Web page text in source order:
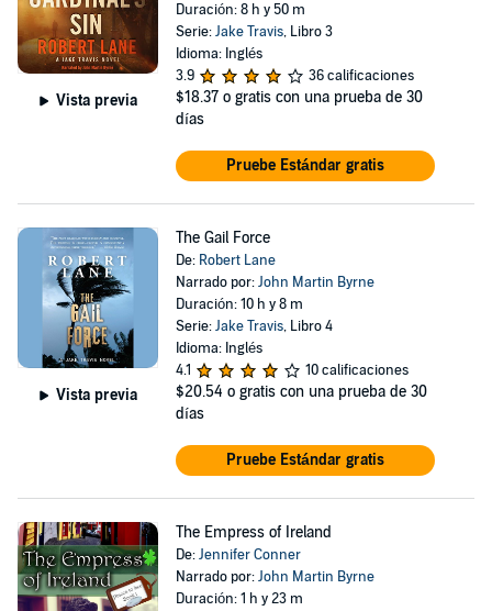
Vista previa
Duración: 8 h y 50 m
Serie:Jake Travis, Libro 3
Idioma: Inglés
3.9
36 calificaciones
$18.37 o gratis con una prueba de 30
días
Pruebe Estándar gratis
Vista previa
The Gail Force
De: Robert Lane
Narrado por:John Martin Byrne
Duración: 10 h y 8 m
Serie:Jake Travis, Libro 4
Idioma: Inglés
4.1
10 calificaciones
$20.54 o gratis con una prueba de 30
días
Pruebe Estándar gratis
The Empress of Ireland
De:Jennifer Conner
Narrado por:John Martin Byrne
Duración: 1 h y 23 m